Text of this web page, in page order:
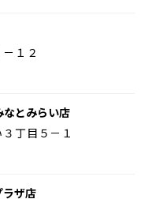
１２
とみらい店
丁目５－１
ザ店